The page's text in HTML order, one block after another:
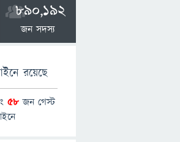
890,192
জন সদস্য
রয়েছে
58 জন গেস্ট